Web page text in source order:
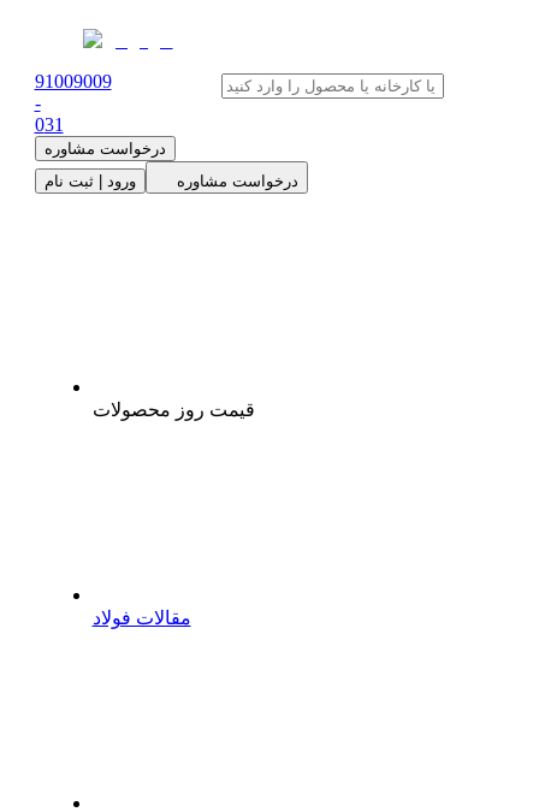
91009009
-
031
درخواست مشاوره
ورود | ثبت نام
درخواست مشاوره
قیمت روز محصولات
مقالات فولاد